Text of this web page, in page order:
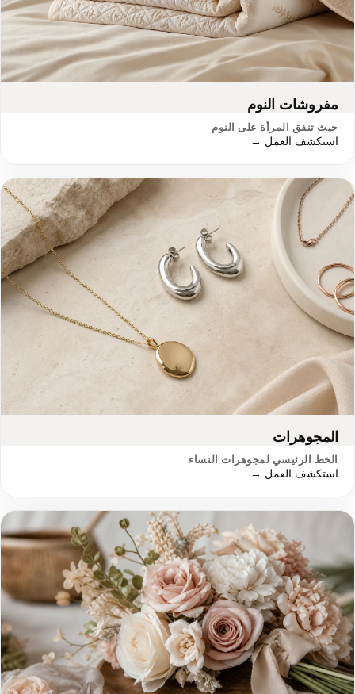
مفروشات النوم
حيث تنفق المرأة على النوم
استكشف العمل →
المجوهرات
الخط الرئيسي لمجوهرات النساء
استكشف العمل →